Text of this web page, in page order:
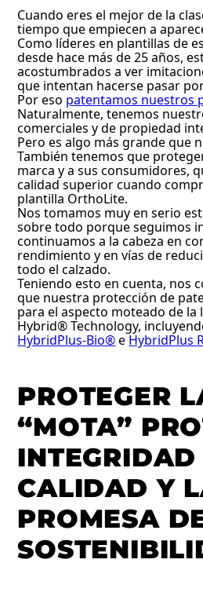
Cuando eres el mejor de la
tiempo que empiecen a
Como líderes en plantillas de
desde hace más de 25 años,
acostumbrados a ver
que intentan hacerse pasar
Por eso patentamos nuestros
Naturalmente, tenemos
comerciales y de propiedad
Pero es algo más grande que
También tenemos que
marca y a sus consumidores,
calidad superior cuando
plantilla OrthoLite.
Nos tomamos muy en serio
sobre todo porque seguimos
continuamos a la cabeza en
rendimiento y en vías de
todo el calzado.
Teniendo esto en cuenta, nos
que nuestra protección de
para el aspecto moteado de
Hybrid® Technology,
HybridPlus-Bio®e HybridPlus
PROTEGER
“MOTA”
CALIDAD Y
PROMESA